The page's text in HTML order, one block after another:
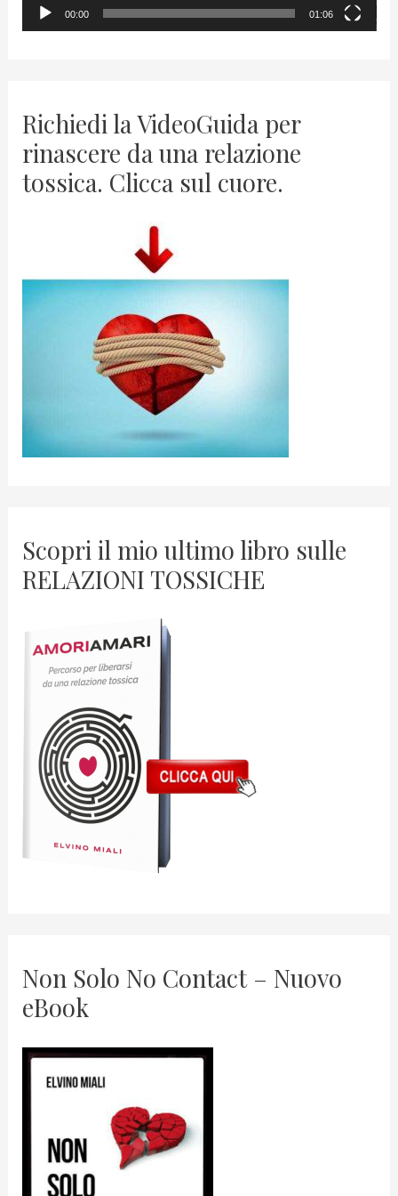
00:00 01:06
Richiedi la VideoGuida per
rinascere da una relazione
tossica. Clicca sul cuore.
Scopri il mio ultimo libro sulle
RELAZIONI TOSSICHE
Non Solo No Contact – Nuovo
eBook